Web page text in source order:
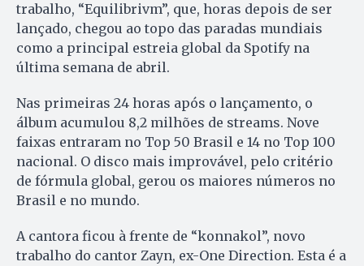
trabalho, “Equilibrivm”, que, horas depois de ser
lançado, chegou ao topo das paradas mundiais
como a principal estreia global da Spotify na
última semana de abril.
Nas primeiras 24 horas após o lançamento, o
álbum acumulou 8,2 milhões de streams. Nove
faixas entraram no Top 50 Brasil e 14 no Top 100
nacional. O disco mais improvável, pelo critério
de fórmula global, gerou os maiores números no
Brasil e no mundo.
A cantora ficou à frente de “konnakol”, novo
trabalho do cantor Zayn, ex-One Direction. Esta é a